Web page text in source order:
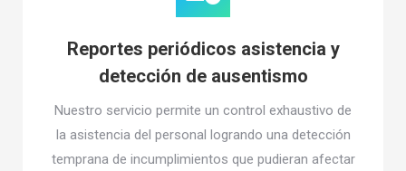
Reportes periódicos asistencia y
detección de ausentismo
Nuestro servicio permite un control exhaustivo de
la asistencia del personal logrando una detección
temprana de incumplimientos que pudieran afectar